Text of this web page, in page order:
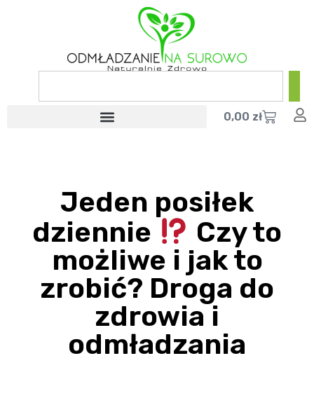
0,00 zł
Jeden posiłek
dziennie
Czy to
możliwe i jak to
zrobić? Droga do
zdrowia i
odmładzania